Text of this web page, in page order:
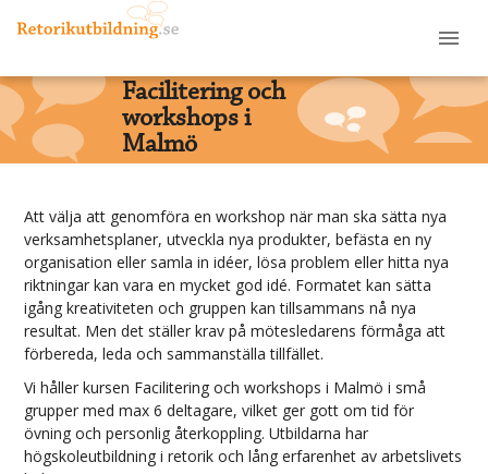
Facilitering och
workshops i
Malmö
Att välja att genomföra en workshop när man ska sätta nya
verksamhetsplaner, utveckla nya produkter, befästa en ny
organisation eller samla in idéer, lösa problem eller hitta nya
riktningar kan vara en mycket god idé. Formatet kan sätta
igång kreativiteten och gruppen kan tillsammans nå nya
resultat. Men det ställer krav på mötesledarens förmåga att
förbereda, leda och sammanställa tillfället.
Vi håller kursen Facilitering och workshops i Malmö i små
grupper med max 6 deltagare, vilket ger gott om tid för
övning och personlig återkoppling. Utbildarna har
högskoleutbildning i retorik och lång erfarenhet av arbetslivets